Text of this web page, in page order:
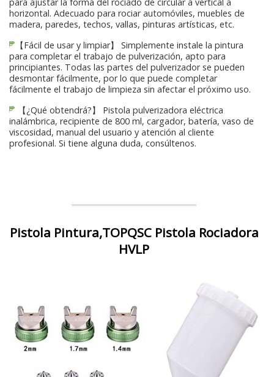
horizontal. Adecuado para rociar automóviles, muebles de
madera, paredes, techos, vallas, pinturas artísticas, etc.
【Fácil de usar y limpiar】 Simplemente instale la pintura
para completar el trabajo de pulverización, apto para
principiantes. Todas las partes del pulverizador se pueden
desmontar fácilmente, por lo que puede completar
fácilmente el trabajo de limpieza sin afectar el próximo uso.
【¿Qué obtendrá?】 Pistola pulverizadora eléctrica
inalámbrica, recipiente de 800 ml, cargador, batería, vaso de
viscosidad, manual del usuario y atención al cliente
profesional. Si tiene alguna duda, consúltenos.
Pistola Pintura,TOPQSC Pistola Rociadora
HVLP